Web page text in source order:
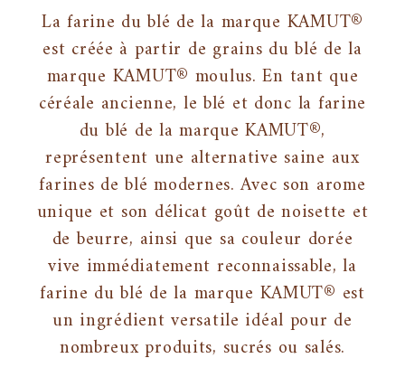
La farine du blé de la marque KAMUT®
est créée à partir de grains du blé de la
marque KAMUT® moulus. En tant que
céréale ancienne, le blé et donc la farine
du blé de la marque KAMUT®,
représentent une alternative saine aux
farines de blé modernes. Avec son arome
unique et son délicat goût de noisette et
de beurre, ainsi que sa couleur dorée
vive immédiatement reconnaissable, la
farine du blé de la marque KAMUT® est
un ingrédient versatile idéal pour de
nombreux produits, sucrés ou salés.